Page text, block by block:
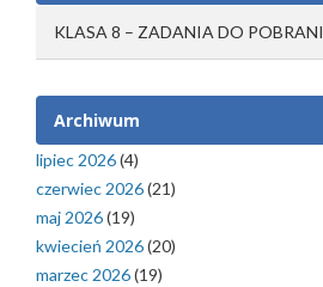
KLASA 8 – ZADANIA DO
Archiwum
lipiec 2026(4)
czerwiec 2026(21)
maj 2026(19)
kwiecień 2026(20)
marzec 2026(19)